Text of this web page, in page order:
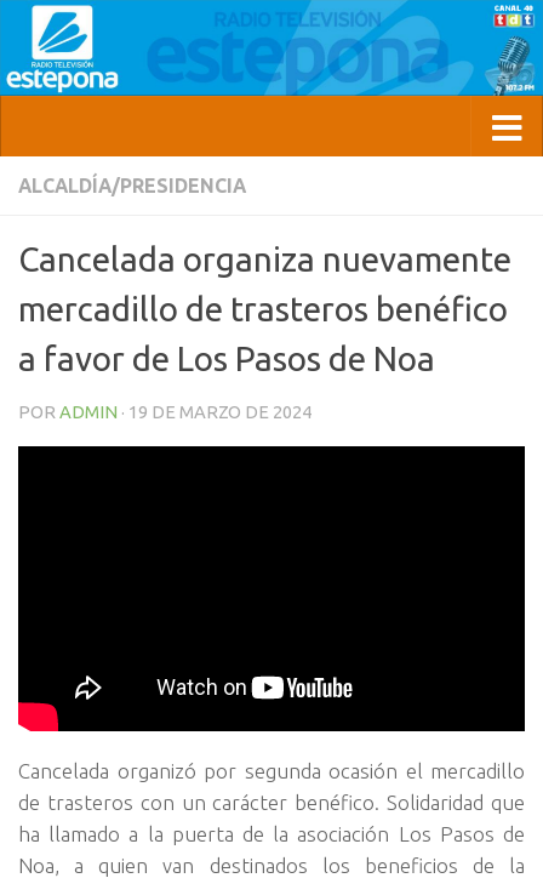
ALCALDÍA/PRESIDENCIA
Cancelada organiza nuevamente
mercadillo de trasteros benéfico
a favor de Los Pasos de Noa
POR ADMIN · 19 DE MARZO DE 2024
Cancelada organizó por segunda ocasión el mercadillo
de trasteros con un carácter benéfico. Solidaridad que
ha llamado a la puerta de la asociación Los Pasos de
Noa, a quien van destinados los beneficios de la